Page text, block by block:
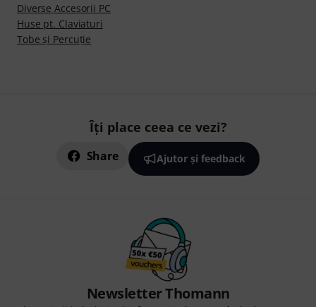
Diverse Accesorii PC
Huse pt. Claviaturi
Tobe şi Percuţie
Îți place ceea ce vezi?
Share Ajutor și feedback
Newsletter Thomann